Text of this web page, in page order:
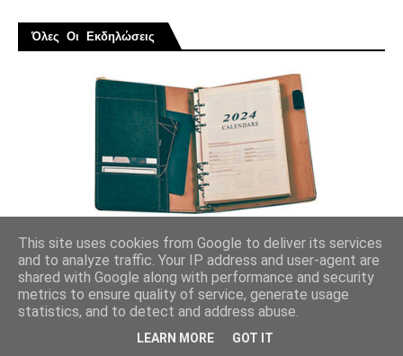
Όλες Οι Εκδηλώσεις
Σελίδα Επικοινωνίας
This site uses cookies from Google to deliver its services
and to analyze traffic. Your IP address and user-agent are
shared with Google along with performance and security
metrics to ensure quality of service, generate usage
statistics, and to detect and address abuse.
LEARN MORE GOT IT